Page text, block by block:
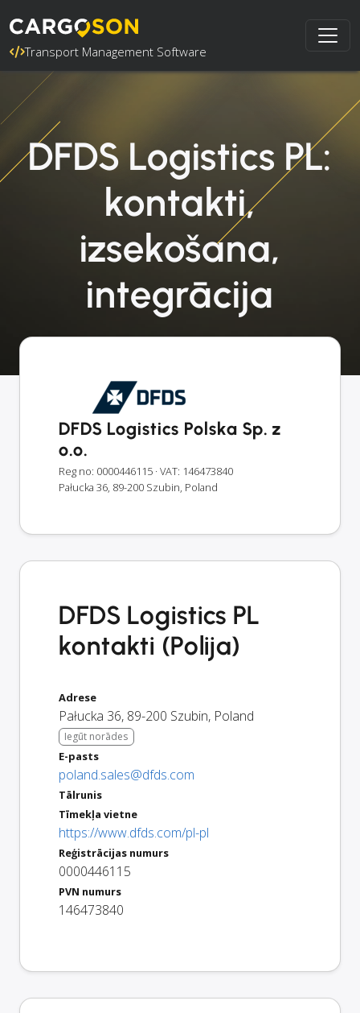
Transport Management Software
DFDS Logistics PL:
kontakti,
izsekošana,
integrācija
DFDS Logistics Polska Sp. z
o.o.
Reg no: 0000446115 · VAT: 146473840
Pałucka 36, 89-200 Szubin, Poland
DFDS Logistics PL
kontakti (Polija)
Adrese
Pałucka 36, 89-200 Szubin, Poland
Iegūt norādes
E-pasts
poland.sales@dfds.com
Tālrunis
Tīmekļa vietne
https://www.dfds.com/pl-pl
Reģistrācijas numurs
0000446115
PVN numurs
146473840